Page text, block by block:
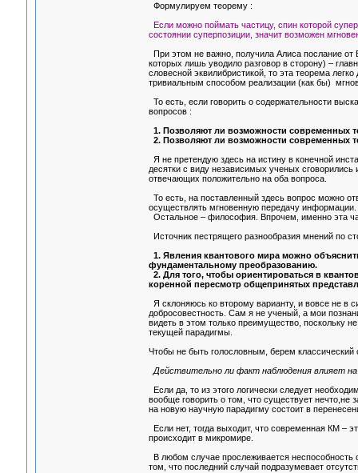
Формулируем теорему :
Если можно поймать частицу, спин которой
состоянии суперпозиции, значит возможен
При этом не важно, получила Алиса послание от
которых лишь уводило разговор в сторону) –
словесной эквилибристикой, то эта теорема
тривиальным способом реализации (как бы)
То есть, если говорить о содержательности
вопросов :
1. Позволяют ли возможности современных
2. Позволяют ли возможности современных
Я не претендую здесь на истину в конечной
десятки с виду независимых ученых
отвечающих положительно на оба вопроса.
То есть, на поставленный здесь вопрос можно
осуществлять мгновенную передачу информации.
Остальное – философия. Впрочем, именно эта
Источник пестрящего разнообразия мнений по
1. Явления квантового мира можно
фундаментальному преобразованию.
2. Для того, чтобы ориентироваться в
коренной пересмотр общепринятых
Я склоняюсь ко второму варианту, и вовсе не в
добросовестность. Сам я не ученый, а мои
видеть в этом только преимущество, поскольку
текущей парадигмы.
Чтобы не быть голословным, берем классический
Действительно ли факт наблюдения влияет
Если да, то из этого логически следует
вообще говорить о том, что существует нечто,не
на новую научную парадигму состоит в
Если нет, тогда выходит, что современная КМ –
происходит в микромире.
В любом случае прослеживается
том, что последний случай подразумевает